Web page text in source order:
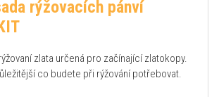
rýžovacích pánví
zlata určená pro začínající zlatokopy.
co budete při rýžování potřebovat.